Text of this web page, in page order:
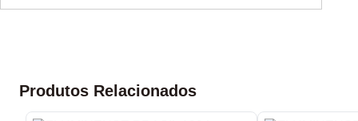
Produtos Relacionados